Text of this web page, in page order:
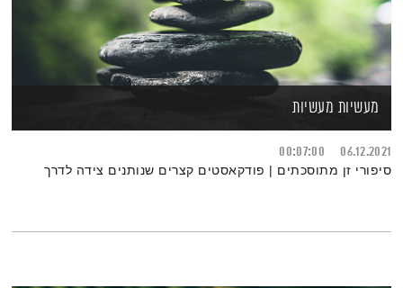
מעשיות מעשיות
06.12.2021
00:07:00
סיפורי זן מתוסכתים | פודקאסטים קצרים שנותנים צידה לדרך